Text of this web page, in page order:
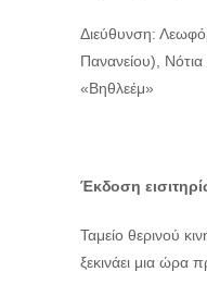
Διεύθυνση:
Πανανείου),
«Βηθλεέμ»
Έκδοση
Ταμείο θερινού
ξεκινάει μια ώρα